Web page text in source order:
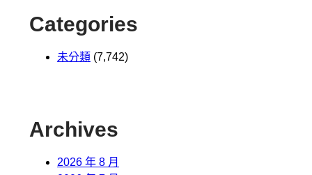
Categories
未分類 (7,742)
Archives
2026 年 8 月